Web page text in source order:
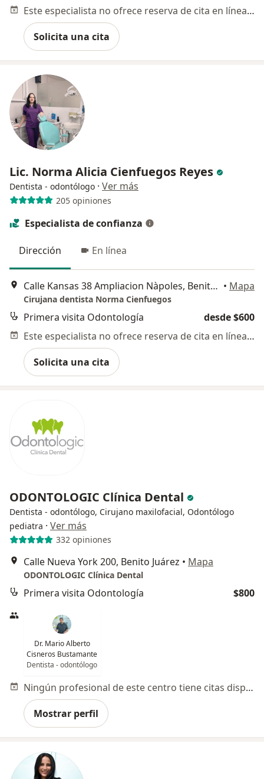
Este especialista no ofrece reserva de cita en línea en esta dirección.
Solicita una cita
Lic. Norma Alicia Cienfuegos Reyes
Dentista - odontólogo · Ver más
205 opiniones
Especialista de confianza
Dirección En línea
Calle Kansas 38 Ampliacion Nàpoles, Benito Juárez • Mapa
Cirujana dentista Norma Cienfuegos
Primera visita Odontología
desde $600
Este especialista no ofrece reserva de cita en línea en esta dirección.
Solicita una cita
ODONTOLOGIC Clínica Dental
Dentista - odontólogo, Cirujano maxilofacial, Odontólogo
pediatra · Ver más
332 opiniones
Calle Nueva York 200, Benito Juárez • Mapa
ODONTOLOGIC Clínica Dental
Primera visita Odontología $800
Dr. Mario Alberto
Cisneros Bustamante
Dentista - odontólogo
Ningún profesional de este centro tiene citas disponibles
Mostrar perfil